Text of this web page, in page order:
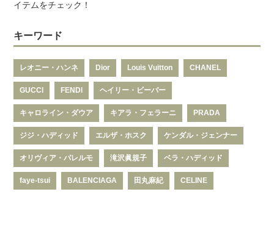
イテムをチェック！
キーワード
レオニー・ハンネ Dior Louis Vuitton CHANEL
GUCCI FENDI ヘイリー・ビーバー
キャロライン・ダウア キアラ・フェラーニ PRADA
ジジ・ハディッド エルザ・ホスク ケンダル・ジェンナー
オリヴィア・パレルモ 滝沢眞規子 ベラ・ハディッド
faye-tsui BALENCIAGA 田丸麻紀 CELINE